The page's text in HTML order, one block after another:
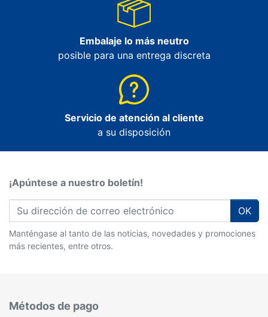
Embalaje lo más neutro
posible para una entrega discreta
Servicio de atención al cliente
a su disposición
¡Apúntese a nuestro boletín!
OK
Manténgase al tanto de las noticias, novedades y promociones
más recientes, entre otros.
Métodos de pago